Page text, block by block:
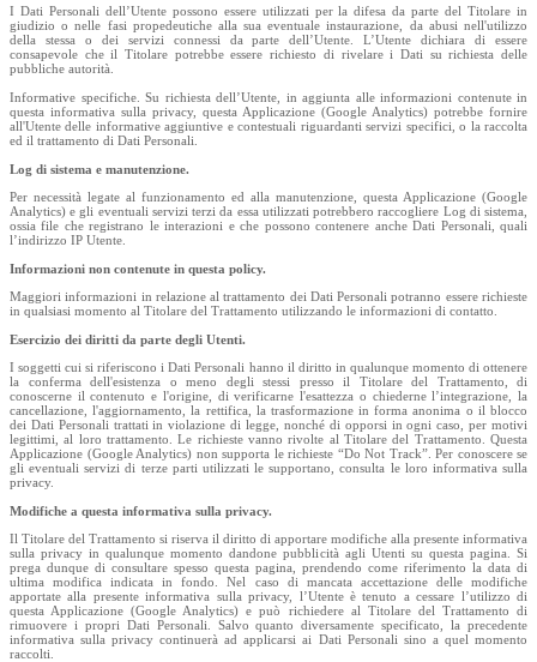
I Dati Personali dell’Utente possono essere utilizzati per la difesa da parte del Titolare in
giudizio o nelle fasi propedeutiche alla sua eventuale instaurazione, da abusi nell'utilizzo
della stessa o dei servizi connessi da parte dell’Utente. L’Utente dichiara di essere
consapevole che il Titolare potrebbe essere richiesto di rivelare i Dati su richiesta delle
pubbliche autorità.
Informative specifiche. Su richiesta dell’Utente, in aggiunta alle informazioni contenute in
questa informativa sulla privacy, questa Applicazione (Google Analytics) potrebbe fornire
all'Utente delle informative aggiuntive e contestuali riguardanti servizi specifici, o la raccolta
ed il trattamento di Dati Personali.
Log di sistema e manutenzione.
Per necessità legate al funzionamento ed alla manutenzione, questa Applicazione (Google
Analytics) e gli eventuali servizi terzi da essa utilizzati potrebbero raccogliere Log di sistema,
ossia file che registrano le interazioni e che possono contenere anche Dati Personali, quali
l’indirizzo IP Utente.
Informazioni non contenute in questa policy.
Maggiori informazioni in relazione al trattamento dei Dati Personali potranno essere richieste
in qualsiasi momento al Titolare del Trattamento utilizzando le informazioni di contatto.
Esercizio dei diritti da parte degli Utenti.
I soggetti cui si riferiscono i Dati Personali hanno il diritto in qualunque momento di ottenere
la conferma dell'esistenza o meno degli stessi presso il Titolare del Trattamento, di
conoscerne il contenuto e l'origine, di verificarne l'esattezza o chiederne l’integrazione, la
cancellazione, l'aggiornamento, la rettifica, la trasformazione in forma anonima o il blocco
dei Dati Personali trattati in violazione di legge, nonché di opporsi in ogni caso, per motivi
legittimi, al loro trattamento. Le richieste vanno rivolte al Titolare del Trattamento. Questa
Applicazione (Google Analytics) non supporta le richieste “Do Not Track”. Per conoscere se
gli eventuali servizi di terze parti utilizzati le supportano, consulta le loro informativa sulla
privacy.
Modifiche a questa informativa sulla privacy.
Il Titolare del Trattamento si riserva il diritto di apportare modifiche alla presente informativa
sulla privacy in qualunque momento dandone pubblicità agli Utenti su questa pagina. Si
prega dunque di consultare spesso questa pagina, prendendo come riferimento la data di
ultima modifica indicata in fondo. Nel caso di mancata accettazione delle modifiche
apportate alla presente informativa sulla privacy, l’Utente è tenuto a cessare l’utilizzo di
questa Applicazione (Google Analytics) e può richiedere al Titolare del Trattamento di
rimuovere i propri Dati Personali. Salvo quanto diversamente specificato, la precedente
informativa sulla privacy continuerà ad applicarsi ai Dati Personali sino a quel momento
raccolti.